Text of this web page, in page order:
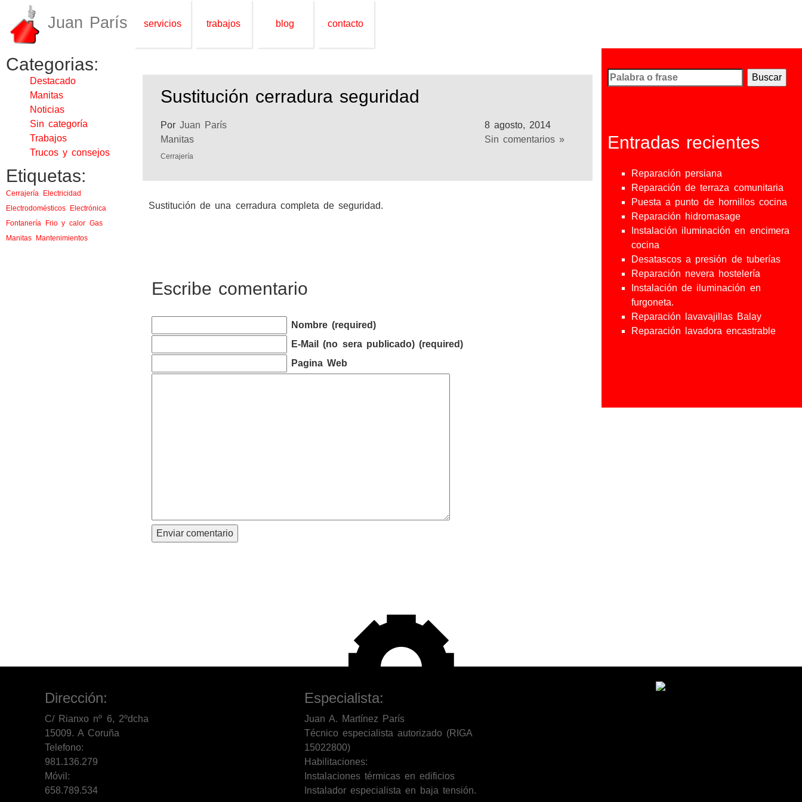
Juan París servicios trabajos blog contacto
Categorias:
Destacado
Manitas
Noticias
Sin categoría
Trabajos
Trucos y consejos
Etiquetas:
Cerrajería
Electricidad
Electrodomésticos
Electrónica
Fontanería
Frio y calor Gas
Manitas
Mantenimientos
Sustitución cerradura seguridad
PorJuan París
Manitas
Cerrajería
8 agosto, 2014
Sin comentarios »
Sustitución de una cerradura completa de seguridad.
Escribe comentario
Nombre (required)
E-Mail (no sera publicado) (required)
Pagina Web
Busco...
Entradas recientes
Reparación persiana
Reparación de terraza comunitaria
Puesta a punto de hornillos cocina
Reparación hidromasage
Instalación iluminación en encimera
cocina
Desatascos a presión de tuberías
Reparación nevera hostelería
Instalación de iluminación en
furgoneta.
Reparación lavavajillas Balay
Reparación lavadora encastrable
Dirección:
C/ Rianxo nº 6, 2ºdcha
15009. A Coruña
Telefono:
981.136.279
Móvil:
658.789.534
Especialista:
Juan A. Martínez París
Técnico especialista autorizado (RIGA
15022800)
Habilitaciones:
Instalaciones térmicas en edificios
Instalador especialista en baja tensión.